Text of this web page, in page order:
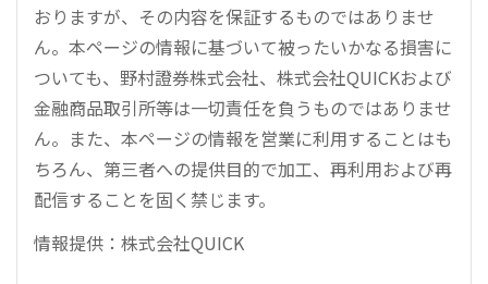
おりますが、その内容を保証するものではありませ
ん。本ページの情報に基づいて被ったいかなる損害に
ついても、野村證券株式会社、株式会社QUICKおよび
金融商品取引所等は一切責任を負うものではありませ
ん。また、本ページの情報を営業に利用することはも
ちろん、第三者への提供目的で加工、再利用および再
配信することを固く禁じます。
情報提供：株式会社QUICK